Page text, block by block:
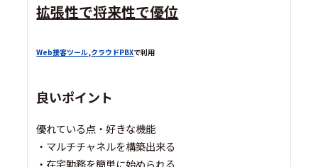
拡張性で将来性で優位
Web接客ツール ,クラウドPBXで利用
良いポイント
優れている点・好きな機能
・マルチチャネルを構築出来る
・在宅勤務を簡単に始められる